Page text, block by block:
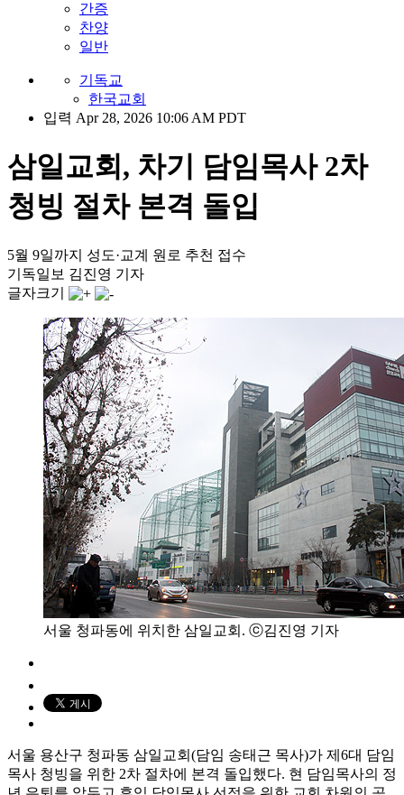
간증
찬양
일반
기독교
한국교회
입력 Apr 28, 2026 10:06 AM PDT
삼일교회, 차기 담임목사 2차
청빙 절차 본격 돌입
5월 9일까지 성도·교계 원로 추천 접수
기독일보 김진영 기자
글자크기
서울 청파동에 위치한 삼일교회. ⓒ김진영 기자
서울 용산구 청파동 삼일교회(담임 송태근 목사)가 제6대 담임
목사 청빙을 위한 2차 절차에 본격 돌입했다. 현 담임목사의 정